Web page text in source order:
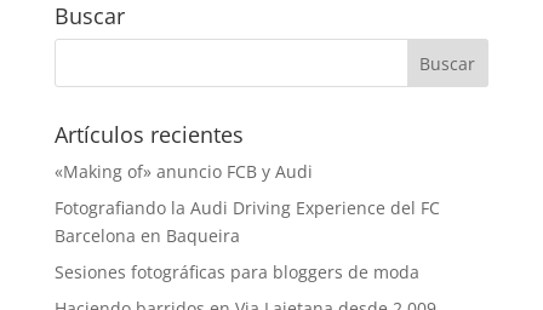
Buscar
Artículos recientes
«Making of» anuncio FCB y Audi
Fotografiando la Audi Driving Experience del FC
Barcelona en Baqueira
Sesiones fotográficas para bloggers de moda